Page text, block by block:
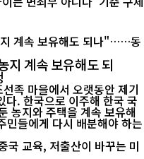
지 계속 보유해도 되
족 마을에서 오랫동안 제기
다. 한국으로 이주해 한국 국
농지와 주택을 계속 보유해
민들에게 다시 배분해야 하는